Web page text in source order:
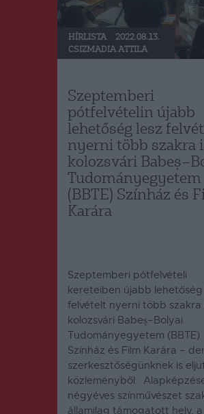
HÍRLISTA
2022.08.13.
CSIZMADIA ATTILA
Szeptemberi
pótfelvételin újabb
lehetőség lesz
nyerni több szakra
kolozsvári
Tudományegyetem
(BBTE) Színház és
Karára
Szeptemberi pótfelvételi
kereteiben újabb lehetőség
felvételt nyerni több szakra
kolozsvári Babeș–Bolyai
Tudományegyetem (BBTE)
Színház és Film Karára –
szerkesztőségünknek is
közleményből.
négyéves színművészet
államilag támogatott hely, a